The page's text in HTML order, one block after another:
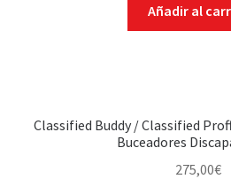
Añadir al
Classified Buddy / Classified
Buceadores
275,00€